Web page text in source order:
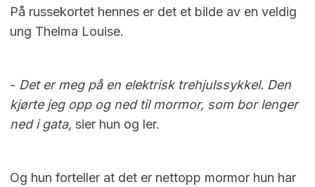
På russekortet hennes er det et bilde av en veldig
ung Thelma Louise.
- Det er meg på en elektrisk trehjulssykkel. Den
kjørte jeg opp og ned til mormor, som bor lenger
ned i gata, sier hun og ler.
Og hun forteller at det er nettopp mormor hun har